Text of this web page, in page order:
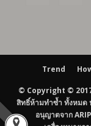
Trend
© Copyright ©
สิทธิ์ห้ามทำซ้ำ ทั้งหมด
อนุญาตจาก